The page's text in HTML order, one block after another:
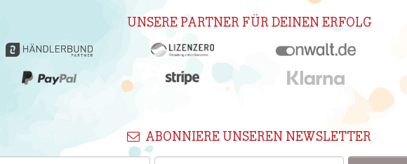
UNSERE PARTNER FÜR DEINEN ERFOLG
ABONNIERE UNSEREN NEWSLETTER